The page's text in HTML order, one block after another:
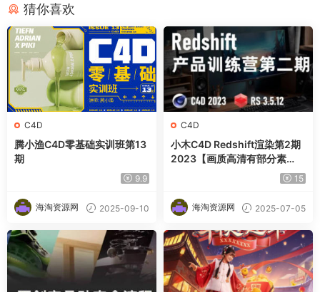
猜你喜欢
C4D
腾小渔C4D零基础实训班第13
期
9.9
海淘资源网 2025-09-10
C4D
小木C4D Redshift渲染第2期
2023【画质高清有部分素
15
海淘资源网 2025-07-05